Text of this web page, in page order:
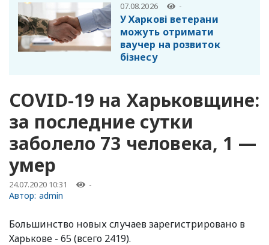
07.08.2026 -
У Харкові ветерани
можуть отримати
ваучер на розвиток
бізнесу
COVID-19 на Харьковщине:
за последние сутки
заболело 73 человека, 1 —
умер
24.07.2020 10:31 -
Автор: admin
Большинство новых случаев зарегистрировано в
Харькове - 65 (всего 2419).